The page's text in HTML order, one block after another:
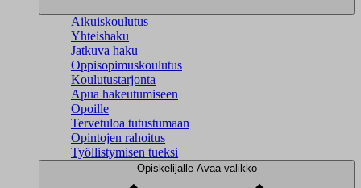
Aikuiskoulutus
Yhteishaku
Jatkuva haku
Oppisopimuskoulutus
Koulutustarjonta
Apua hakeutumiseen
Opoille
Tervetuloa tutustumaan
Opintojen rahoitus
Työllistymisen tueksi
Opiskelijalle Avaa valikko